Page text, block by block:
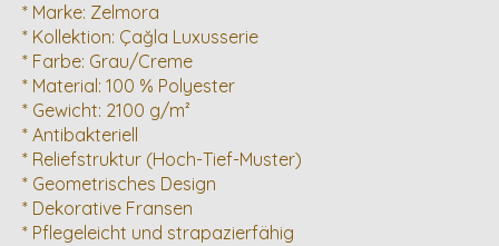
* Marke: Zelmora
* Kollektion: Çağla Luxusserie
* Farbe: Grau/Creme
* Material: 100 % Polyester
* Gewicht: 2100 g/m²
* Antibakteriell
* Reliefstruktur (Hoch-Tief-Muster)
* Geometrisches Design
* Dekorative Fransen
* Pflegeleicht und strapazierfähig